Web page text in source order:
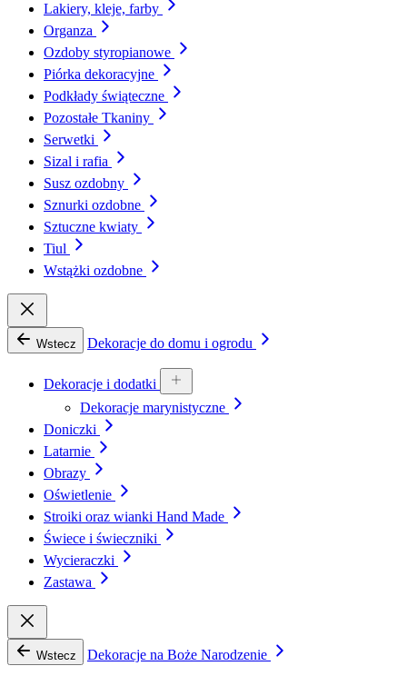
Lakiery, kleje, farby
Organza
Ozdoby styropianowe
Piórka dekoracyjne
Podkłady świąteczne
Pozostałe Tkaniny
Serwetki
Sizal i rafia
Susz ozdobny
Sznurki ozdobne
Sztuczne kwiaty
Tiul
Wstążki ozdobne
Wstecz Dekoracje do domu i ogrodu
Dekoracje i dodatki
Dekoracje marynistyczne
Doniczki
Latarnie
Obrazy
Oświetlenie
Stroiki oraz wianki Hand Made
Świece i świeczniki
Wycieraczki
Zastawa
Wstecz Dekoracje na Boże Narodzenie